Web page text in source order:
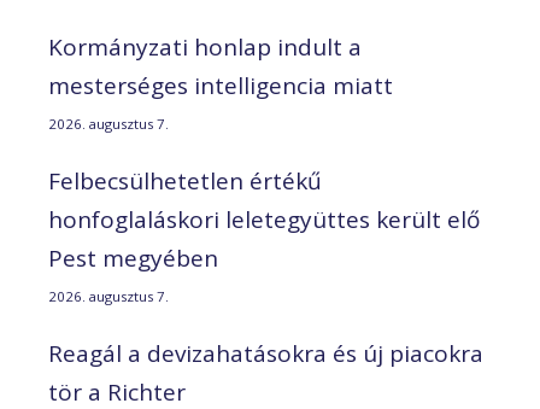
Kormányzati honlap indult a
mesterséges intelligencia miatt
2026. augusztus 7.
Felbecsülhetetlen értékű
honfoglaláskori leletegyüttes került elő
Pest megyében
2026. augusztus 7.
Reagál a devizahatásokra és új piacokra
tör a Richter